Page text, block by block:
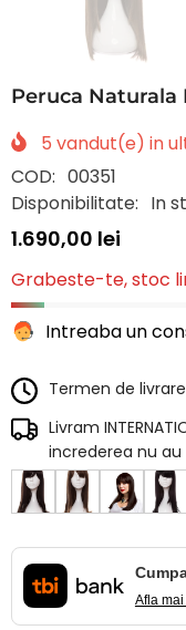
Peruca Naturala
5 vandut(e) in
COD: 00351
Disponibilitate: In
1.690,00 lei
Grabeste-te, stoc
Intreaba un
Termen de
Livram
increderea nu au
Afla mai